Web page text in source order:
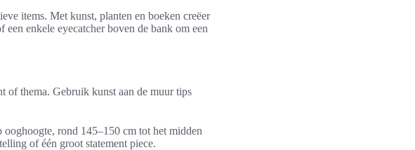
items. Met kunst, planten en boeken creëer
enkele eyecatcher boven de bank om een
of thema. Gebruik kunst aan de muur tips
rond 145–150 cm tot het midden
of één groot statement piece.